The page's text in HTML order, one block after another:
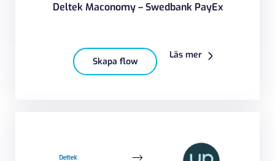
Deltek Maconomy – Swedbank PayEx
Skapa flow
Läs mer